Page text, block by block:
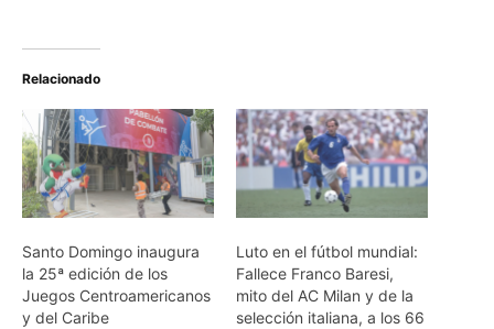
Relacionado
Santo Domingo inaugura
la 25ª edición de los
Juegos Centroamericanos
y del Caribe
Luto en el fútbol mundial:
Fallece Franco Baresi,
mito del AC Milan y de la
selección italiana, a los 66